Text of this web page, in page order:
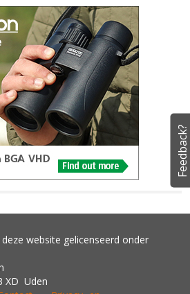
website gelicenseerd onder
XD Uden
Feedback?